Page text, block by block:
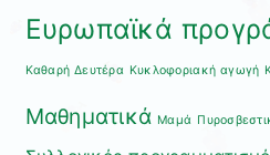
Ευρωπαϊκά
Καθαρή Δευτέρα Κυκλοφοριακή αγωγή
Μαθηματικά Μαμά